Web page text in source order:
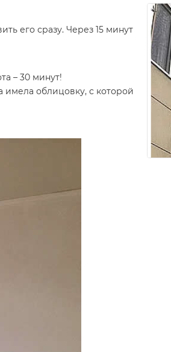
его сразу. Через 15 минут
– 30 минут!
облицовку, с которой